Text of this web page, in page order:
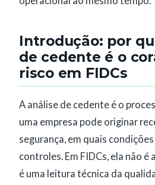
Introdução: por
de cedente é o
risco em FIDCs
A análise de cedente é o
uma empresa pode originar
segurança, em quais
controles. Em FIDCs, ela não é
é uma leitura técnica da